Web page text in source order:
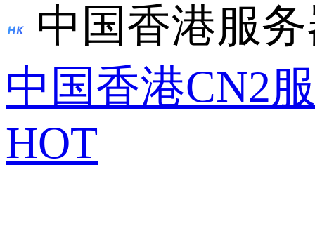
中国香港服
中国香港CN2
HOT